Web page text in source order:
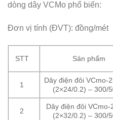
dòng dây VCMo phổ biến:
Đơn vị tính (ĐVT): đồng/mét
STT Sản phẩm
1
Dây điện đôi VCmo-
(2×24/0.2) – 300/
2
Dây điện đôi VCmo-
(2×32/0.2) – 300/